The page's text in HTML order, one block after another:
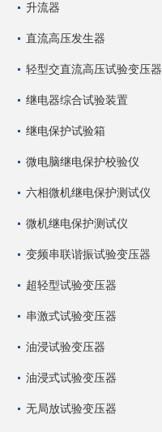
升流器
直流高压发生器
轻型交直流高压试验变压器
继电器综合试验装置
继电保护试验箱
微电脑继电保护校验仪
六相微机继电保护测试仪
微机继电保护测试仪
变频串联谐振试验变压器
超轻型试验变压器
串激式试验变压器
油浸试验变压器
油浸式试验变压器
无局放试验变压器